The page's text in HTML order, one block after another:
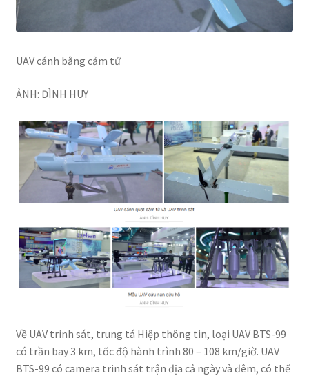
UAV cánh bằng cảm tử
ẢNH: ĐÌNH HUY
Về UAV trinh sát, trung tá Hiệp thông tin, loại UAV BTS-99
có trần bay 3 km, tốc độ hành trình 80 – 108 km/giờ. UAV
BTS-99 có camera trinh sát trận địa cả ngày và đêm, có thể